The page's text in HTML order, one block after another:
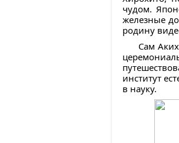
чудом.
железные
родину
Сам
институт
в науку.